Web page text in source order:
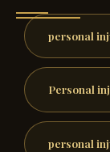
personal
Personal
personal